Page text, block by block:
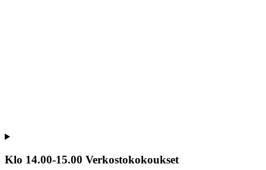
Klo 14.00-15.00 Verkostokokoukset